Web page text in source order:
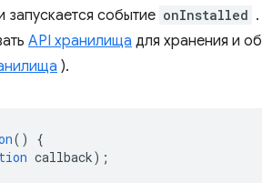
событие onInstalled
API хранилища для хранения и
).
()
{
callback);